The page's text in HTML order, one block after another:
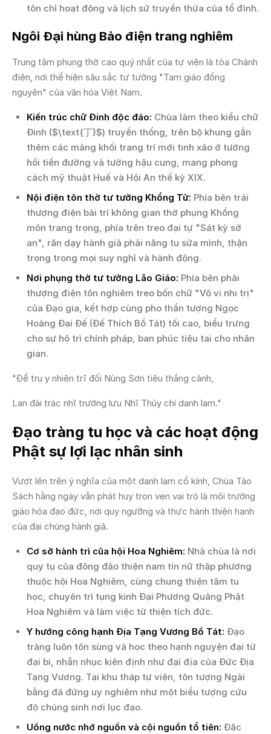
tôn chỉ hoạt động và lịch sử truyền thừa của tổ đình.
Ngôi Đại hùng Bảo điện trang nghiêm
Trung tâm phụng thờ cao quý nhất của tự viện là tòa Chánh
điện, nơi thể hiện sâu sắc tư tưởng "Tam giáo đồng
nguyên" của văn hóa Việt Nam.
Kiến trúc chữ Đinh độc đáo: Chùa làm theo kiểu chữ
Đinh ($\text{丁}$) truyền thống, trên bộ khung gắn
thêm các mảng khối trang trí mới tinh xảo ở tường
hồi tiền đường và tường hậu cung, mang phong
cách mỹ thuật Huế và Hội An thế kỷ XIX.
Nội điện tôn thờ tư tưởng Khổng Tử: Phía bên trái
thượng điện bài trí không gian thờ phụng Khổng
môn trang trọng, phía trên treo đại tự "Sát kỳ sở
an", răn dạy hành giả phải năng tu sửa mình, thận
trọng trong mọi suy nghĩ và hành động.
Nơi phụng thờ tư tưởng Lão Giáo: Phía bên phải
thượng điện tôn nghiêm treo bốn chữ "Vô vi nhi trị"
của Đạo gia, kết hợp cùng pho thần tượng Ngọc
Hoàng Đại Đế (Đế Thích Bồ Tát) tối cao, biểu trưng
cho sự hộ trì chính pháp, ban phúc tiêu tai cho nhân
gian.
"Để trụ y nhiên trĩ đối Nùng Sơn tiêu thắng cảnh,
Lan đài trác nhĩ trường lưu Nhĩ Thủy chí danh lam."
Đạo tràng tu học và các hoạt động
Phật sự lợi lạc nhân sinh
Vượt lên trên ý nghĩa của một danh lam cổ kính, Chùa Tảo
Sách hằng ngày vẫn phát huy trọn vẹn vai trò là môi trường
giáo hóa đạo đức, nơi quy ngưỡng và thực hành thiện hạnh
của đại chúng hành giả.
Cơ sở hành trì của hội Hoa Nghiêm: Nhà chùa là nơi
quy tụ của đông đảo thiện nam tín nữ thập phương
thuộc hội Hoa Nghiêm, cùng chung thiện tâm tu
học, chuyên trì tụng kinh Đại Phương Quảng Phật
Hoa Nghiêm và làm việc từ thiện tích đức.
Y hướng công hạnh Địa Tạng Vương Bồ Tát: Đạo
tràng luôn tôn sùng và học theo hạnh nguyện đại từ
đại bi, nhẫn nhục kiên định như đại địa của Đức Địa
Tạng Vương. Tại khu tháp tự viện, tôn tượng Ngài
bằng đá đứng uy nghiêm như một biểu tượng cứu
độ chúng sinh nơi lục đạo.
Uống nước nhớ nguồn và cội nguồn tổ tiên: Đặc